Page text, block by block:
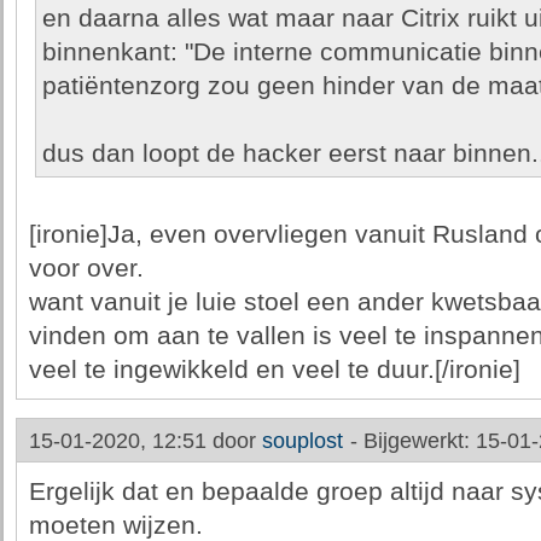
en daarna alles wat maar naar Citrix ruikt
binnenkant: "De interne communicatie
patiëntenzorg zou geen hinder van de
dus dan loopt de hacker eerst naar
[ironie]Ja, even overvliegen vanuit Rusland
voor over.
want vanuit je luie stoel een ander
vinden om aan te vallen is veel te
veel te ingewikkeld en veel te duur.[/ironie]
15-01-2020, 12:51 door souplost - Bijgewerkt: 15-
Ergelijk dat en bepaalde groep altijd naar
moeten wijzen.